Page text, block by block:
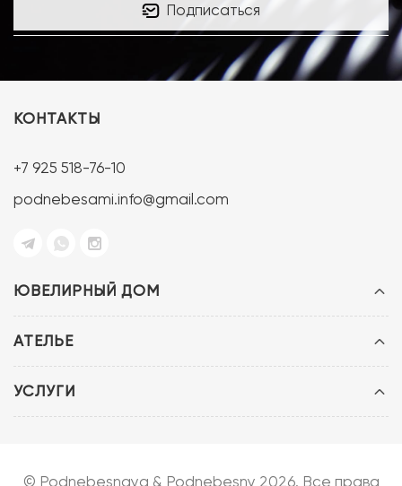
Подписаться
ЮВЕЛИРНЫЙ ДОМ
АТЕЛЬЕ
УСЛУГИ
КОНТАКТЫ
+7 925 518-76-10
podnebesami.info@gmail.com
© Podnebesnaya & Podnebesny 2026. Все права